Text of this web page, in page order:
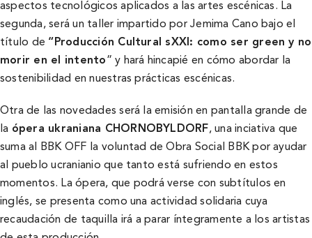
aspectos tecnológicos aplicados a las artes escénicas. La
segunda, será un taller impartido por Jemima Cano bajo el
título de “Producción Cultural sXXI: como ser green y no
morir en el intento” y hará hincapié en cómo abordar la
sostenibilidad en nuestras prácticas escénicas.
Otra de las novedades será la emisión en pantalla grande de
la ópera ukraniana CHORNOBYLDORF, una inciativa que
suma al BBK OFF la voluntad de Obra Social BBK por ayudar
al pueblo ucranianio que tanto está sufriendo en estos
momentos. La ópera, que podrá verse con subtítulos en
inglés, se presenta como una actividad solidaria cuya
recaudación de taquilla irá a parar íntegramente a los artistas